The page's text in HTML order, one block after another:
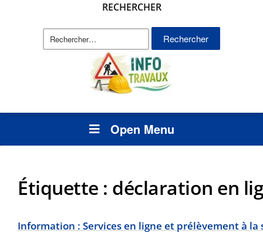
RECHERCHER
Rechercher :
Open Menu
Étiquette : déclaration en
Information : Services en ligne et prélèvement à la